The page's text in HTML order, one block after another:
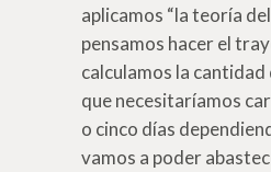
aplicamos “la teoría
pensamos hacer el
calculamos la cantidad
que necesitaríamos
o cinco días
vamos a poder